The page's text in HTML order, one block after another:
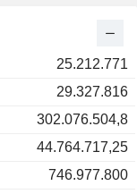
25.212.771
29.327.816
302.076.504,8
44.764.717,25
746.977.800